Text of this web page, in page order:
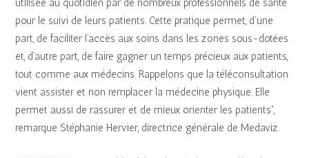
utilisée au quotidien par de nombreux professionnels de santé
pour le suivi de leurs patients. Cette pratique permet, d’une
part, de faciliter l’accès aux soins dans les zones sous-dotées
et, d’autre part, de faire gagner un temps précieux aux patients,
tout comme aux médecins. Rappelons que la téléconsultation
vient assister et non remplacer la médecine physique. Elle
permet aussi de rassurer et de mieux orienter les patients”,
remarque Stéphanie Hervier, directrice générale de Medaviz.